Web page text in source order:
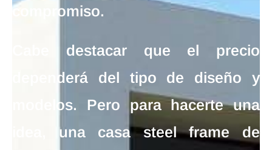
compromiso.
Cabe destacar que el precio
dependerá del tipo de diseño y
modelos. Pero para hacerte una
idea, una casa steel frame de